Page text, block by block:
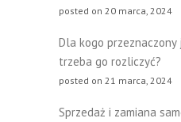
posted on 20 marca, 2024
Dla kogo
trzeba go rozliczyć?
posted on 21 marca, 2024
Sprzedaż i zamiana